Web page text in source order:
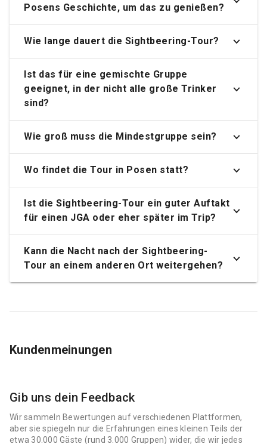
Posens Geschichte, um das zu genießen?
Wie lange dauert die Sightbeering-Tour?
Ist das für eine gemischte Gruppe
geeignet, in der nicht alle große Trinker
sind?
Wie groß muss die Mindestgruppe sein?
Wo findet die Tour in Posen statt?
Ist die Sightbeering-Tour ein guter Auftakt
für einen JGA oder eher später im Trip?
Kann die Nacht nach der Sightbeering-
Tour an einem anderen Ort weitergehen?
Kundenmeinungen
Gib uns dein Feedback
Wir sammeln Bewertungen auf verschiedenen Plattformen,
aber sie spiegeln nur die Erfahrungen eines kleinen Teils der
etwa 30.000 Gäste (rund 3.000 Gruppen) wider, die wir jedes